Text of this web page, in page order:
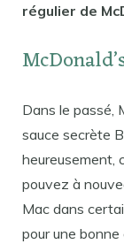
régulier de
Dans le passé,
sauce secrète
heureusement,
pouvez à
Mac dans
pour une bonne